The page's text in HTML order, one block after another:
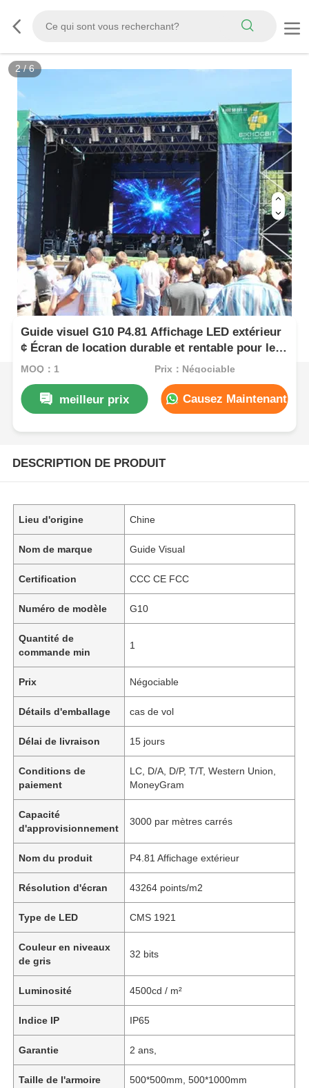
2/6
Guide visuel G10 P4.81 Affichage LED extérieur
¢ Écran de location durable et rentable pour les
distributeurs
MOQ：1 Prix：Négociable
meilleur prix Causez Maintenant
DESCRIPTION DE PRODUIT
Lieu d'origine Chine
Nom de marque Guide Visual
Certification CCC CE FCC
Numéro de modèle G10
Quantité de
commande min
1
Prix Négociable
Détails d'emballage cas de vol
Délai de livraison 15 jours
Conditions de
paiement
LC, D/A, D/P, T/T, Western Union,
MoneyGram
Capacité
d'approvisionnement
3000 par mètres carrés
Nom du produit P4.81 Affichage extérieur
Résolution d'écran 43264 points/m2
Type de LED CMS 1921
Couleur en niveaux
de gris
32 bits
Luminosité 4500cd / m²
Indice IP IP65
Garantie 2 ans,
Taille de l'armoire 500*500mm, 500*1000mm